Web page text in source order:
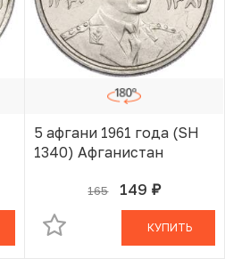
5 афгани 1961 года (SH
1340) Афганистан
165 149 руб.
В КОРЗИНЕ
КУПИТЬ